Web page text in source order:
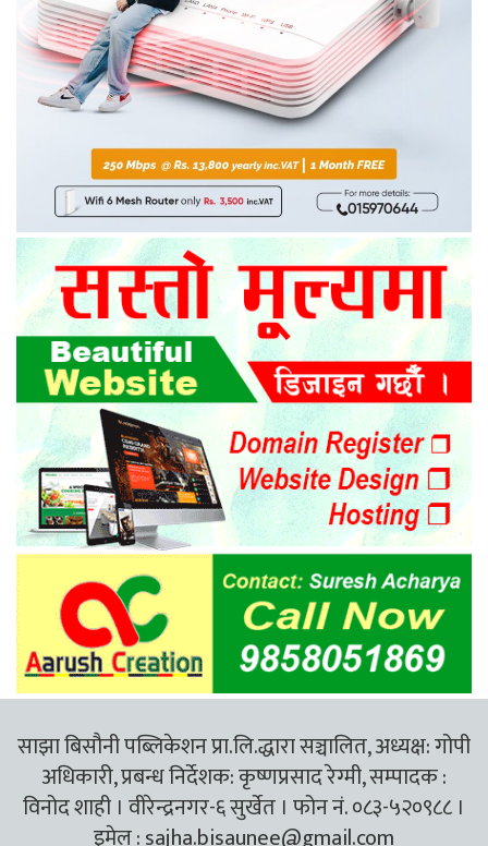
साझा बिसौनी पब्लिकेशन प्रा.लि.द्धारा सञ्चालित, अध्यक्ष: गोपी
अधिकारी, प्रबन्ध निर्देशक: कृष्णप्रसाद रेग्मी, सम्पादक :
विनोद शाही । वीरेन्द्रनगर-६ सुर्खेत । फोन नं. ०८३-५२०९८८ ।
इमेल :sajha.bisaunee@gmail.com